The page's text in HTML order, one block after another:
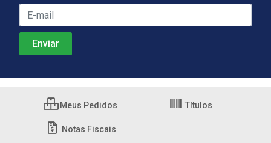
Meus Pedidos Títulos
Notas Fiscais